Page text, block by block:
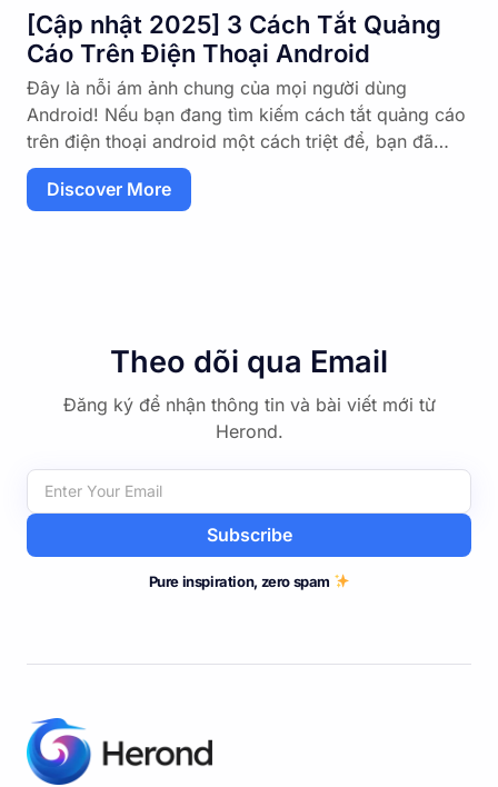
[Cập nhật 2025] 3 Cách Tắt Quảng
Cáo Trên Điện Thoại Android
Đây là nỗi ám ảnh chung của mọi người dùng
Android! Nếu bạn đang tìm kiếm cách tắt quảng cáo
trên điện thoại android một cách triệt để, bạn đã…
Discover More
Theo dõi qua Email
Đăng ký để nhận thông tin và bài viết mới từ
Herond.
Subscribe
Pure inspiration, zero spam